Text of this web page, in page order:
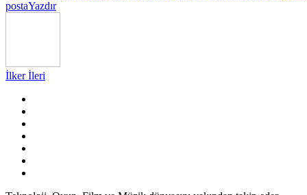
postaYazdır
İlker İleri